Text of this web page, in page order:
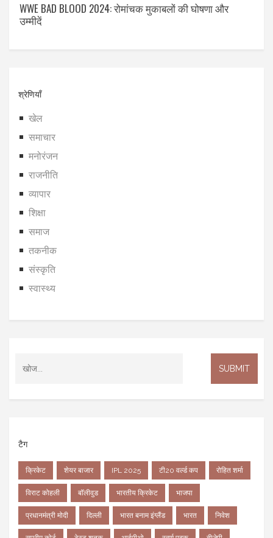
WWE BAD BLOOD 2024: रोमांचक मुकाबलों की घोषणा और
उम्मीदें
श्रेणियाँ
खेल
समाचार
मनोरंजन
राजनीति
व्यापार
शिक्षा
समाज
तकनीक
संस्कृति
स्वास्थ्य
टैग
क्रिकेट शेयर बाजार IPL 2025 टी20 वर्ल्ड कप रोहित शर्मा
विराट कोहली बॉलीवुड भारतीय क्रिकेट भाजपा
प्रधानमंत्री मोदी दिल्ली भारत बनाम इंग्लैंड भारत निवेश